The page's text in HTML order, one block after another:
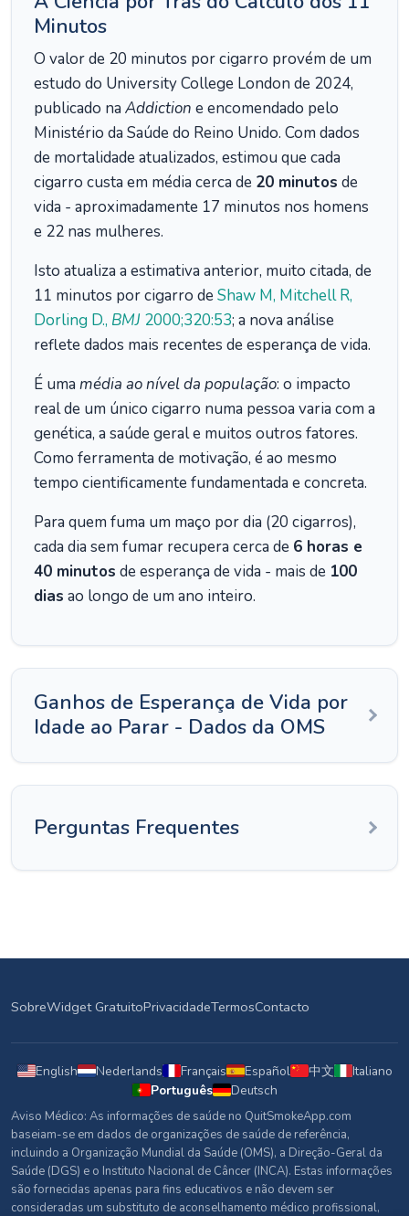
Minutos
O valor de 20 minutos por cigarro provém de um
estudo do University College London de 2024,
publicado na Addiction e encomendado pelo
Ministério da Saúde do Reino Unido. Com dados
de mortalidade atualizados, estimou que cada
cigarro custa em média cerca de 20 minutos de
vida - aproximadamente 17 minutos nos homens
e 22 nas mulheres.
Isto atualiza a estimativa anterior, muito citada, de
11 minutos por cigarro de Shaw M, Mitchell R,
Dorling D., BMJ 2000;320:53; a nova análise
reflete dados mais recentes de esperança de vida.
É uma média ao nível da população: o impacto
real de um único cigarro numa pessoa varia com a
genética, a saúde geral e muitos outros fatores.
Como ferramenta de motivação, é ao mesmo
tempo cientificamente fundamentada e concreta.
Para quem fuma um maço por dia (20 cigarros),
cada dia sem fumar recupera cerca de 6 horas e
40 minutos de esperança de vida - mais de 100
dias ao longo de um ano inteiro.
Ganhos de Esperança de Vida por
Idade ao Parar - Dados da OMS
Perguntas Frequentes
SobreWidget GratuitoPrivacidadeTermosContacto
English Nederlands Français Español 中文
Italiano
Português
Deutsch
Aviso Médico: As informações de saúde no QuitSmokeApp.com
baseiam-se em dados de organizações de saúde de referência,
incluindo a Organização Mundial da Saúde (OMS), a Direção-Geral da
Saúde (DGS) e o Instituto Nacional de Câncer (INCA). Estas informações
são fornecidas apenas para fins educativos e não devem ser
consideradas um substituto de aconselhamento médico profissional,